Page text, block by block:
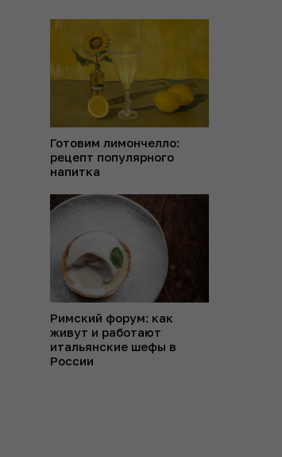
Готовим лимончелло:
рецепт популярного
напитка
Римский форум: как
живут и работают
итальянские шефы в
России